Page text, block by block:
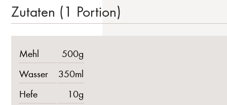
Zutaten (1 Portion)
Mehl
500g
Wasser
350ml
Hefe
10g